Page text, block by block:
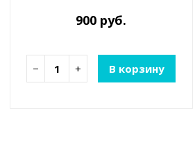
900 руб.
− + В корзину